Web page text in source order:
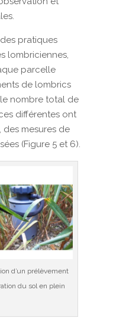
pratiques
lombriciennes,
parcelle
de lombrics
nombre total de
différentes ont
des mesures de
(Figure 5 et 6).
d’un prélèvement
du sol en plein